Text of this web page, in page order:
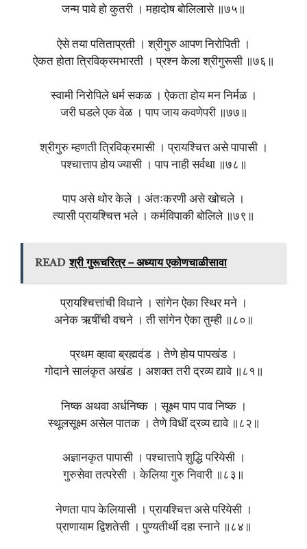
जन्म पावे हो कुतरी । महादोष बोलिलासे ॥७५॥
ऐसे तया पतिताप्रती । श्रीगुरु आपण निरोपिती ।
ऐकत होता त्रिविक्रमभारती । प्रश्न केला श्रीगुरूसी ॥७६॥
स्वामी निरोपिले धर्म सकळ । ऐकता होय मन निर्मळ ।
जरी घडले एक वेळ । पाप जाय कवणेपरी ॥७७॥
श्रीगुरु म्हणती त्रिविक्रमासी । प्रायश्चित्त असे पापासी ।
पश्चात्ताप होय ज्यासी । पाप नाही सर्वथा ॥७८॥
पाप असे थोर केले । अंतःकरणी असे खोचले ।
त्यासी प्रायश्चित्त भले । कर्मविपाकी बोलिले ॥७९॥
READ श्री गुरूचरित्र – अध्याय एकोणचाळीसावा
प्रायश्चित्तांची विधाने । सांगेन ऐका स्थिर मने ।
अनेक ऋषींची वचने । ती सांगेन ऐका तुम्ही ॥८०॥
प्रथम व्हावा ब्रह्मदंड । तेणे होय पापखंड ।
गोदाने सालंकृत अखंड । अशक्त तरी द्रव्य द्यावे ॥८१॥
निष्क अथवा अर्धनिष्क । सूक्ष्म पाप पाव निष्क ।
स्थूलसूक्ष्म असेल पातक । तेणे विधीं द्रव्य द्यावे ॥८२॥
अज्ञानकृत पापासी । पश्चात्तापे शुद्धि परियेसी ।
गुरुसेवा तत्परेसी । केलिया गुरु निवारी ॥८३॥
नेणता पाप केलियासी । प्रायश्चित्त असे परियेसी ।
प्राणायाम द्विशतेसी । पुण्यतीर्थी दहा स्नाने ॥८४॥